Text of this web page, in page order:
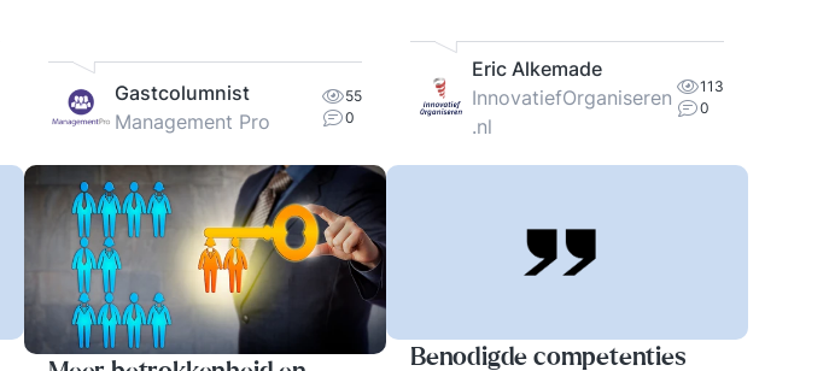
Gastcolumnist
Management Pro
55
0
Eric Alkemade
InnovatiefOrganiseren
.nl
113
0
Benodigde competenties